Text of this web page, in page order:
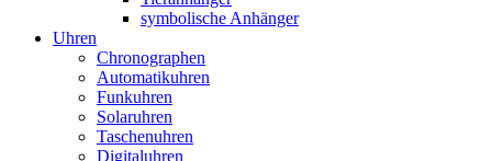
symbolische Anhänger
Uhren
Chronographen
Automatikuhren
Funkuhren
Solaruhren
Taschenuhren
Digitaluhren